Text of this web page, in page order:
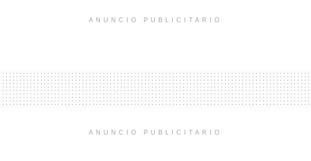
ANUNCIO PUBLICITARIO
ANUNCIO PUBLICITARIO